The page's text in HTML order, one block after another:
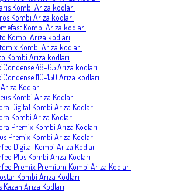
Kombi Arıza kodları
Kombi Arıza kodları
Kombi Arıza kodları
Kombi Arıza kodları
Kombi Arıza kodları
Kombi Arıza kodları
48-65 Arıza kodları
110-150 Arıza kodları
Kodları
Kombi Arıza Kodları
Digital Kombi Arıza Kodları
Kombi Arıza Kodları
Premix Kombi Arıza Kodları
Premix Kombi Arıza Kodları
Digital Kombi Arıza Kodları
Plus Kombi Arıza Kodları
Premix Premium Kombi Arıza Kodları
Kombi Arıza Kodları
Kazan Arıza Kodları